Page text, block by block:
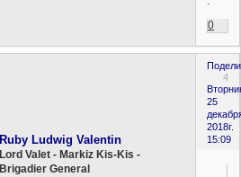
0
4
25
2018г.
15:09
Ruby Ludwig Valentin
Lord Valet - Markiz Kis-Kis -
Brigadier General